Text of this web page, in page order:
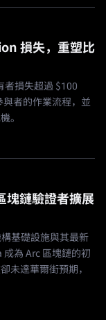
損失，重塑比
者損失超過 $100
者的作業流程，並
。
塊鏈驗證者擴展
基礎設施與其最新
為 Arc 區塊鏈的初
未達華爾街預期，